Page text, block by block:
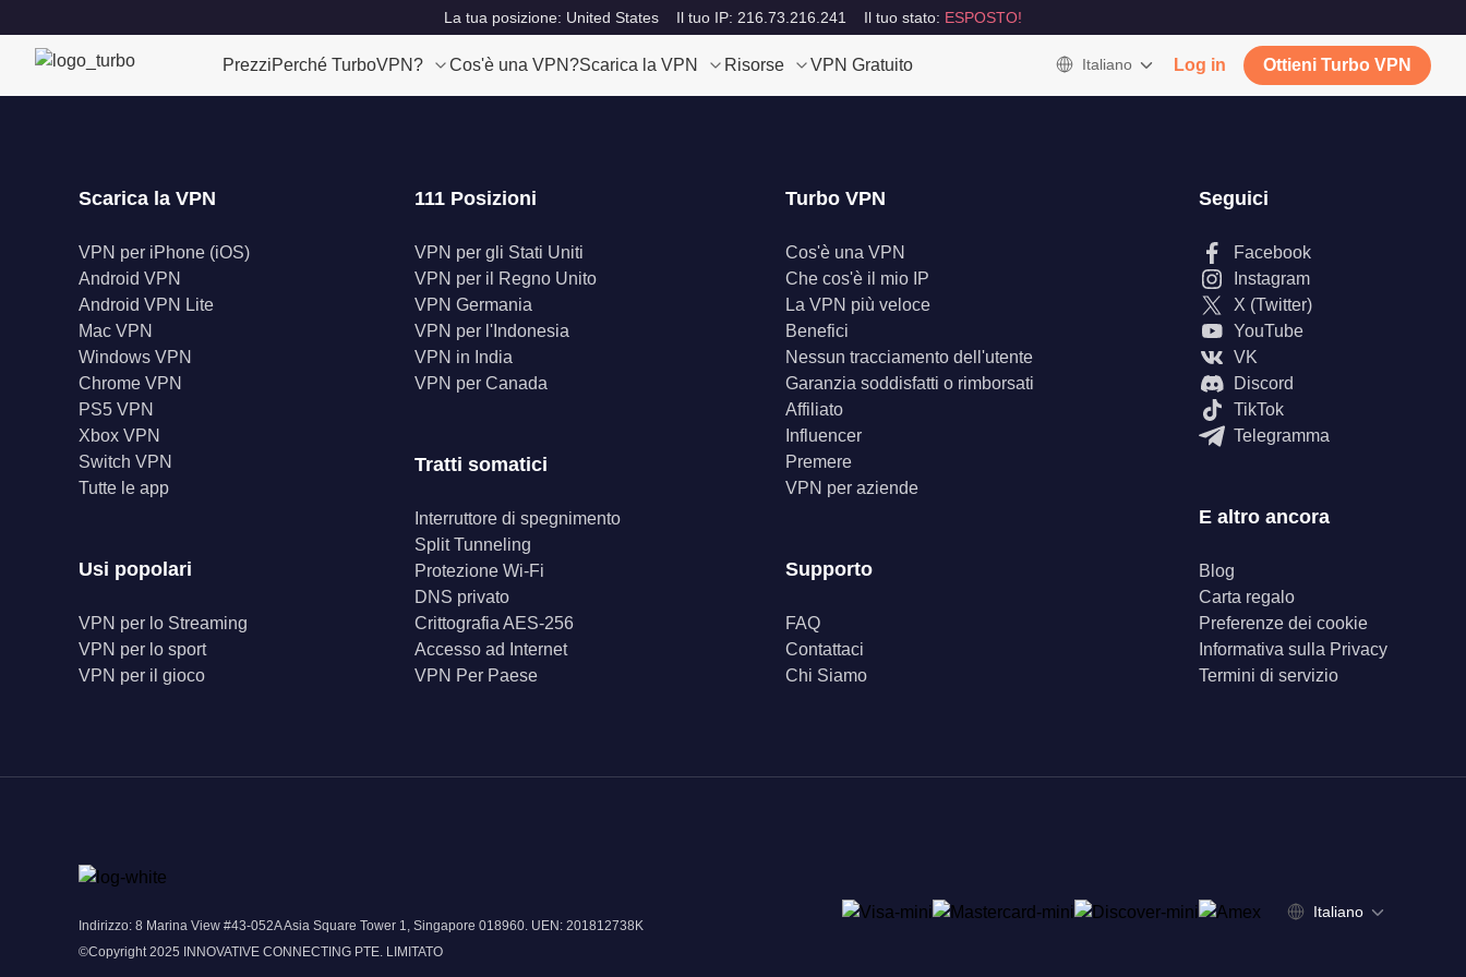
La tua posizione: United States Il tuo IP: 216.73.216.241 Il tuo stato: ESPOSTO!
PrezziPerché TurboVPN? Cos'è una VPN?Scarica la VPN Risorse VPN Gratuito Italiano Log in Ottieni Turbo VPN
Scarica la VPN
VPN per iPhone (iOS)
Android VPN
Android VPN Lite
Mac VPN
Windows VPN
Chrome VPN
PS5 VPN
Xbox VPN
Switch VPN
Tutte le app
Usi popolari
VPN per lo Streaming
VPN per lo sport
VPN per il gioco
111 Posizioni
VPN per gli Stati Uniti
VPN per il Regno Unito
VPN Germania
VPN per l'Indonesia
VPN in India
VPN per Canada
Tratti somatici
Interruttore di spegnimento
Split Tunneling
Protezione Wi-Fi
DNS privato
Crittografia AES-256
Accesso ad Internet
VPN Per Paese
Turbo VPN
Cos'è una VPN
Che cos'è il mio IP
La VPN più veloce
Benefici
Nessun tracciamento dell'utente
Garanzia soddisfatti o rimborsati
Affiliato
Influencer
Premere
VPN per aziende
Supporto
FAQ
Contattaci
Chi Siamo
Seguici
Facebook
Instagram
X (Twitter)
YouTube
VK
Discord
TikTok
Telegramma
E altro ancora
Blog
Carta regalo
Preferenze dei cookie
Informativa sulla Privacy
Termini di servizio
Indirizzo: 8 Marina View #43-052A Asia Square Tower 1, Singapore 018960. UEN: 201812738K
©Copyright 2025 INNOVATIVE CONNECTING PTE. LIMITATO
Italiano